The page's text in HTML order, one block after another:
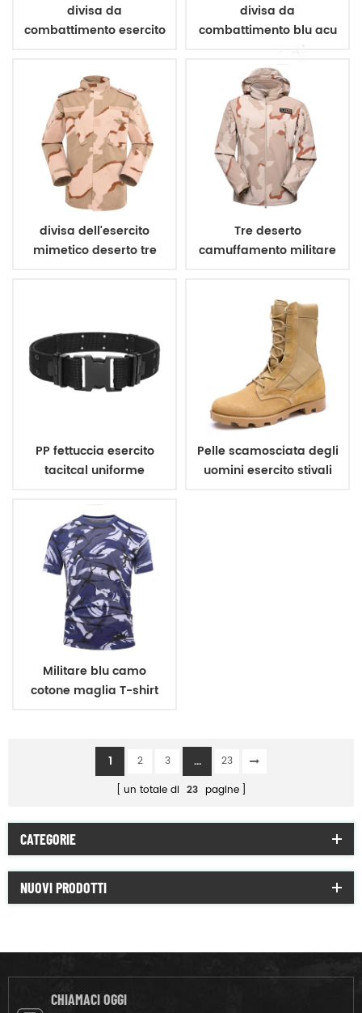
divisa da
combattimento esercito
divisa da
combattimento blu acu
divisa dell'esercito
mimetico deserto tre
Tre deserto
camuffamento militare
PP fettuccia esercito
tacitcal uniforme
Pelle scamosciata degli
uomini esercito stivali
Militare blu camo
cotone maglia T-shirt
1 2 3 ...
23
un totale di 23 pagine
CATEGORIE
NUOVI PRODOTTI
CHIAMACI OGGI